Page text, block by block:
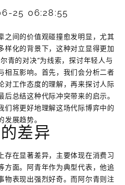
25 06:28:55
之间的价值观碰撞愈发明显，尤其
样化的背景下，这种对立显得更加
青的对决”为线索，探讨年轻人与
相互影响。首先，我们会分析二者
对工作态度的理解，再来探讨人际
总结这种代际冲突带来的启示。
们将更好地理解这场代际博弈中的
展趋势。
差异
存在显著差异，主要体现在消费习
方面。阿青年作为典型代表，他追
物表现出强烈好奇。而阿尔青则注